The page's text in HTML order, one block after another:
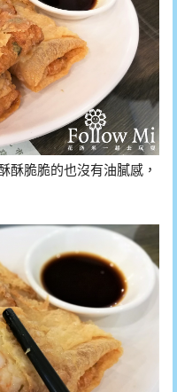
酥脆脆的也沒有油膩感，